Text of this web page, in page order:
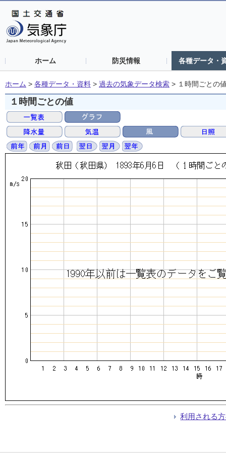
ホーム 防災情報 各種データ・
ホーム > 各種データ・資料 > 過去の気象データ検索 > １時間ごとの
１時間ごとの値
利用される